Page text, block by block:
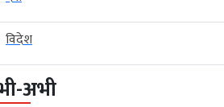
टीम और पुलिस बल को भारी पड़
मात्र 24 घंटे के भीतर शिकायत पर
लेने पहुंचे अमले पर […]
बरामद कर
माता […]
विदेश
अभी